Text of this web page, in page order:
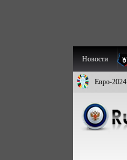
Новости
Евро-2024